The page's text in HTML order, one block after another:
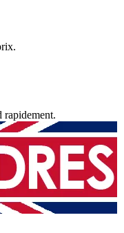
rapidement.